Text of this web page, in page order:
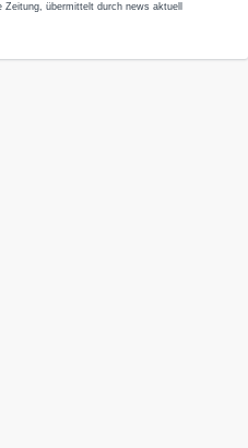
übermittelt durch news aktuell